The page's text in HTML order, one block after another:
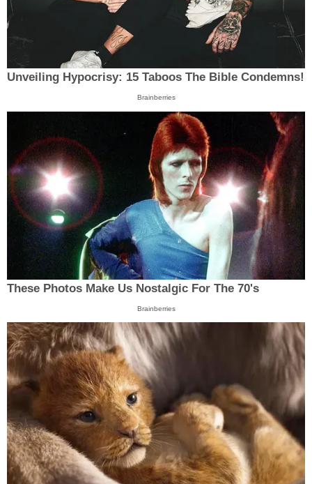
Unveiling Hypocrisy: 15 Taboos The Bible Condemns!
Brainberries
These Photos Make Us Nostalgic For The 70's
Brainberries